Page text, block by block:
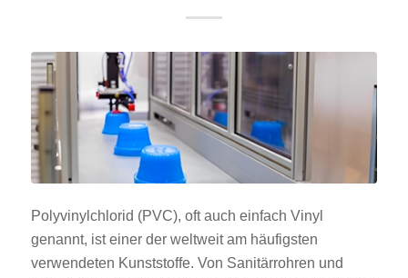
Polyvinylchlorid (PVC), oft auch einfach Vinyl
genannt, ist einer der weltweit am häufigsten
verwendeten Kunststoffe. Von Sanitärrohren und